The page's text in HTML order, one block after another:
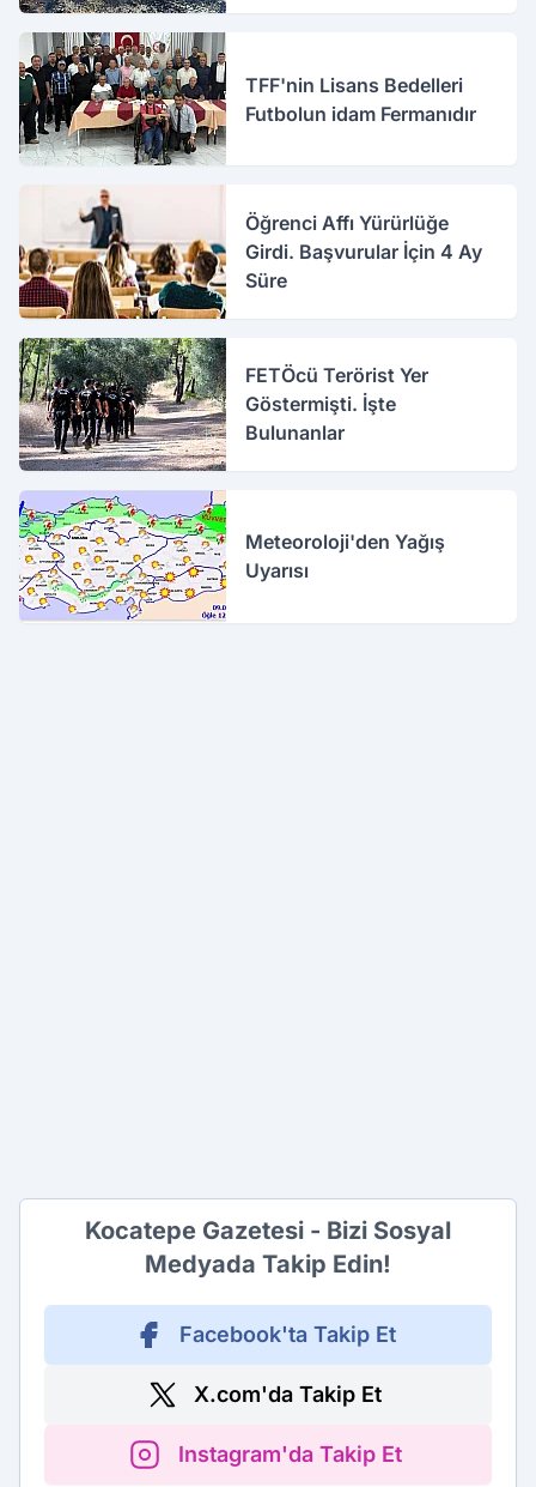
TFF'nin Lisans Bedelleri
Futbolun idam Fermanıdır
Öğrenci Affı Yürürlüğe
Girdi. Başvurular İçin 4 Ay
Süre
FETÖcü Terörist Yer
Göstermişti. İşte
Bulunanlar
Meteoroloji'den Yağış
Uyarısı
Kocatepe Gazetesi - Bizi Sosyal
Medyada Takip Edin!
Facebook'ta Takip Et
X.com'da Takip Et
Instagram'da Takip Et